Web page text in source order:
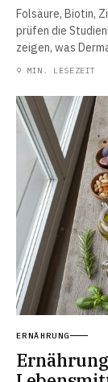
Folsäure, Biotin,
prüfen die
zeigen, was
9 MIN. LESEZEIT
ERNÄHRUNG